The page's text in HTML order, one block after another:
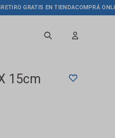
GRATIS EN TIENDACOMPRÁ ONLINE
15cm